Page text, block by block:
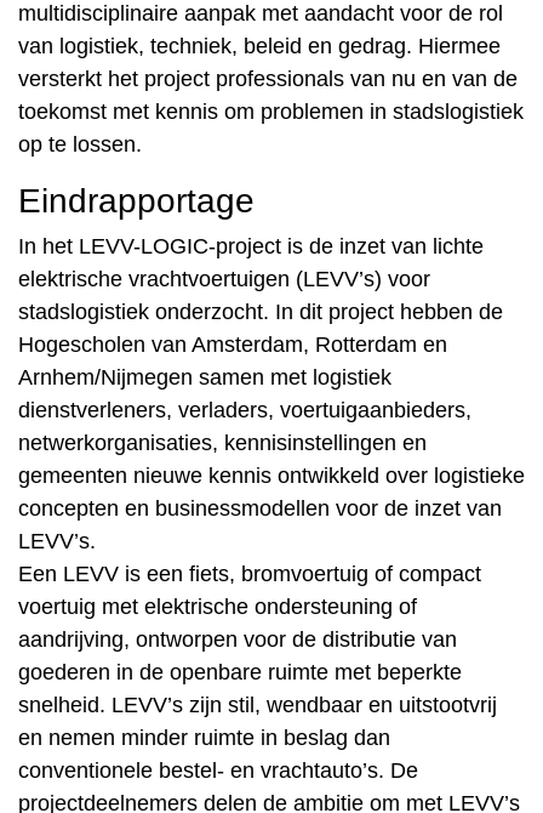
multidisciplinaire aanpak met aandacht voor de rol
van logistiek, techniek, beleid en gedrag. Hiermee
versterkt het project professionals van nu en van de
toekomst met kennis om problemen in stadslogistiek
op te lossen.
Eindrapportage
In het LEVV-LOGIC-project is de inzet van lichte
elektrische vrachtvoertuigen (LEVV’s) voor
stadslogistiek onderzocht. In dit project hebben de
Hogescholen van Amsterdam, Rotterdam en
Arnhem/Nijmegen samen met logistiek
dienstverleners, verladers, voertuigaanbieders,
netwerkorganisaties, kennisinstellingen en
gemeenten nieuwe kennis ontwikkeld over logistieke
concepten en businessmodellen voor de inzet van
LEVV’s.
Een LEVV is een fiets, bromvoertuig of compact
voertuig met elektrische ondersteuning of
aandrijving, ontworpen voor de distributie van
goederen in de openbare ruimte met beperkte
snelheid. LEVV’s zijn stil, wendbaar en uitstootvrij
en nemen minder ruimte in beslag dan
conventionele bestel- en vrachtauto’s. De
projectdeelnemers delen de ambitie om met LEVV’s